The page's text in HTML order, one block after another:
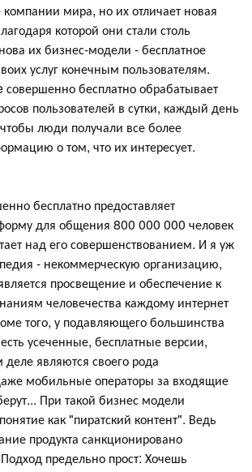
мира, но их отличает новая
которой они стали столь
их бизнес-модели - бесплатное
услуг конечным пользователям.
бесплатно обрабатывает
пользователей в сутки, каждый день
люди получали все более
о том, что их интересует.
бесплатно предоставляет
для общения 800 000 000 человек
над его совершенствованием. И я уж
- некоммерческую организацию,
просвещение и обеспечение к
человечества каждому интернет
того, у подавляющего большинства
усеченные, бесплатные версии,
являются своего рода
мобильные операторы за входящие
При такой бизнес модели
понятие как "пиратский контент". Ведь
продукта санкционировано
предельно прост: Хочешь